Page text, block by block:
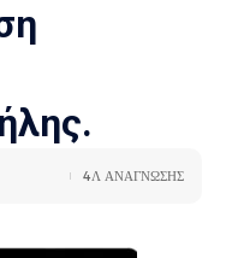
4Λ ΑΝΑΓΝΩΣΗΣ